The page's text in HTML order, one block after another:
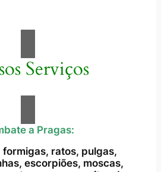
Serviços
a Pragas:
ratos, pulgas,
escorpiões, moscas,